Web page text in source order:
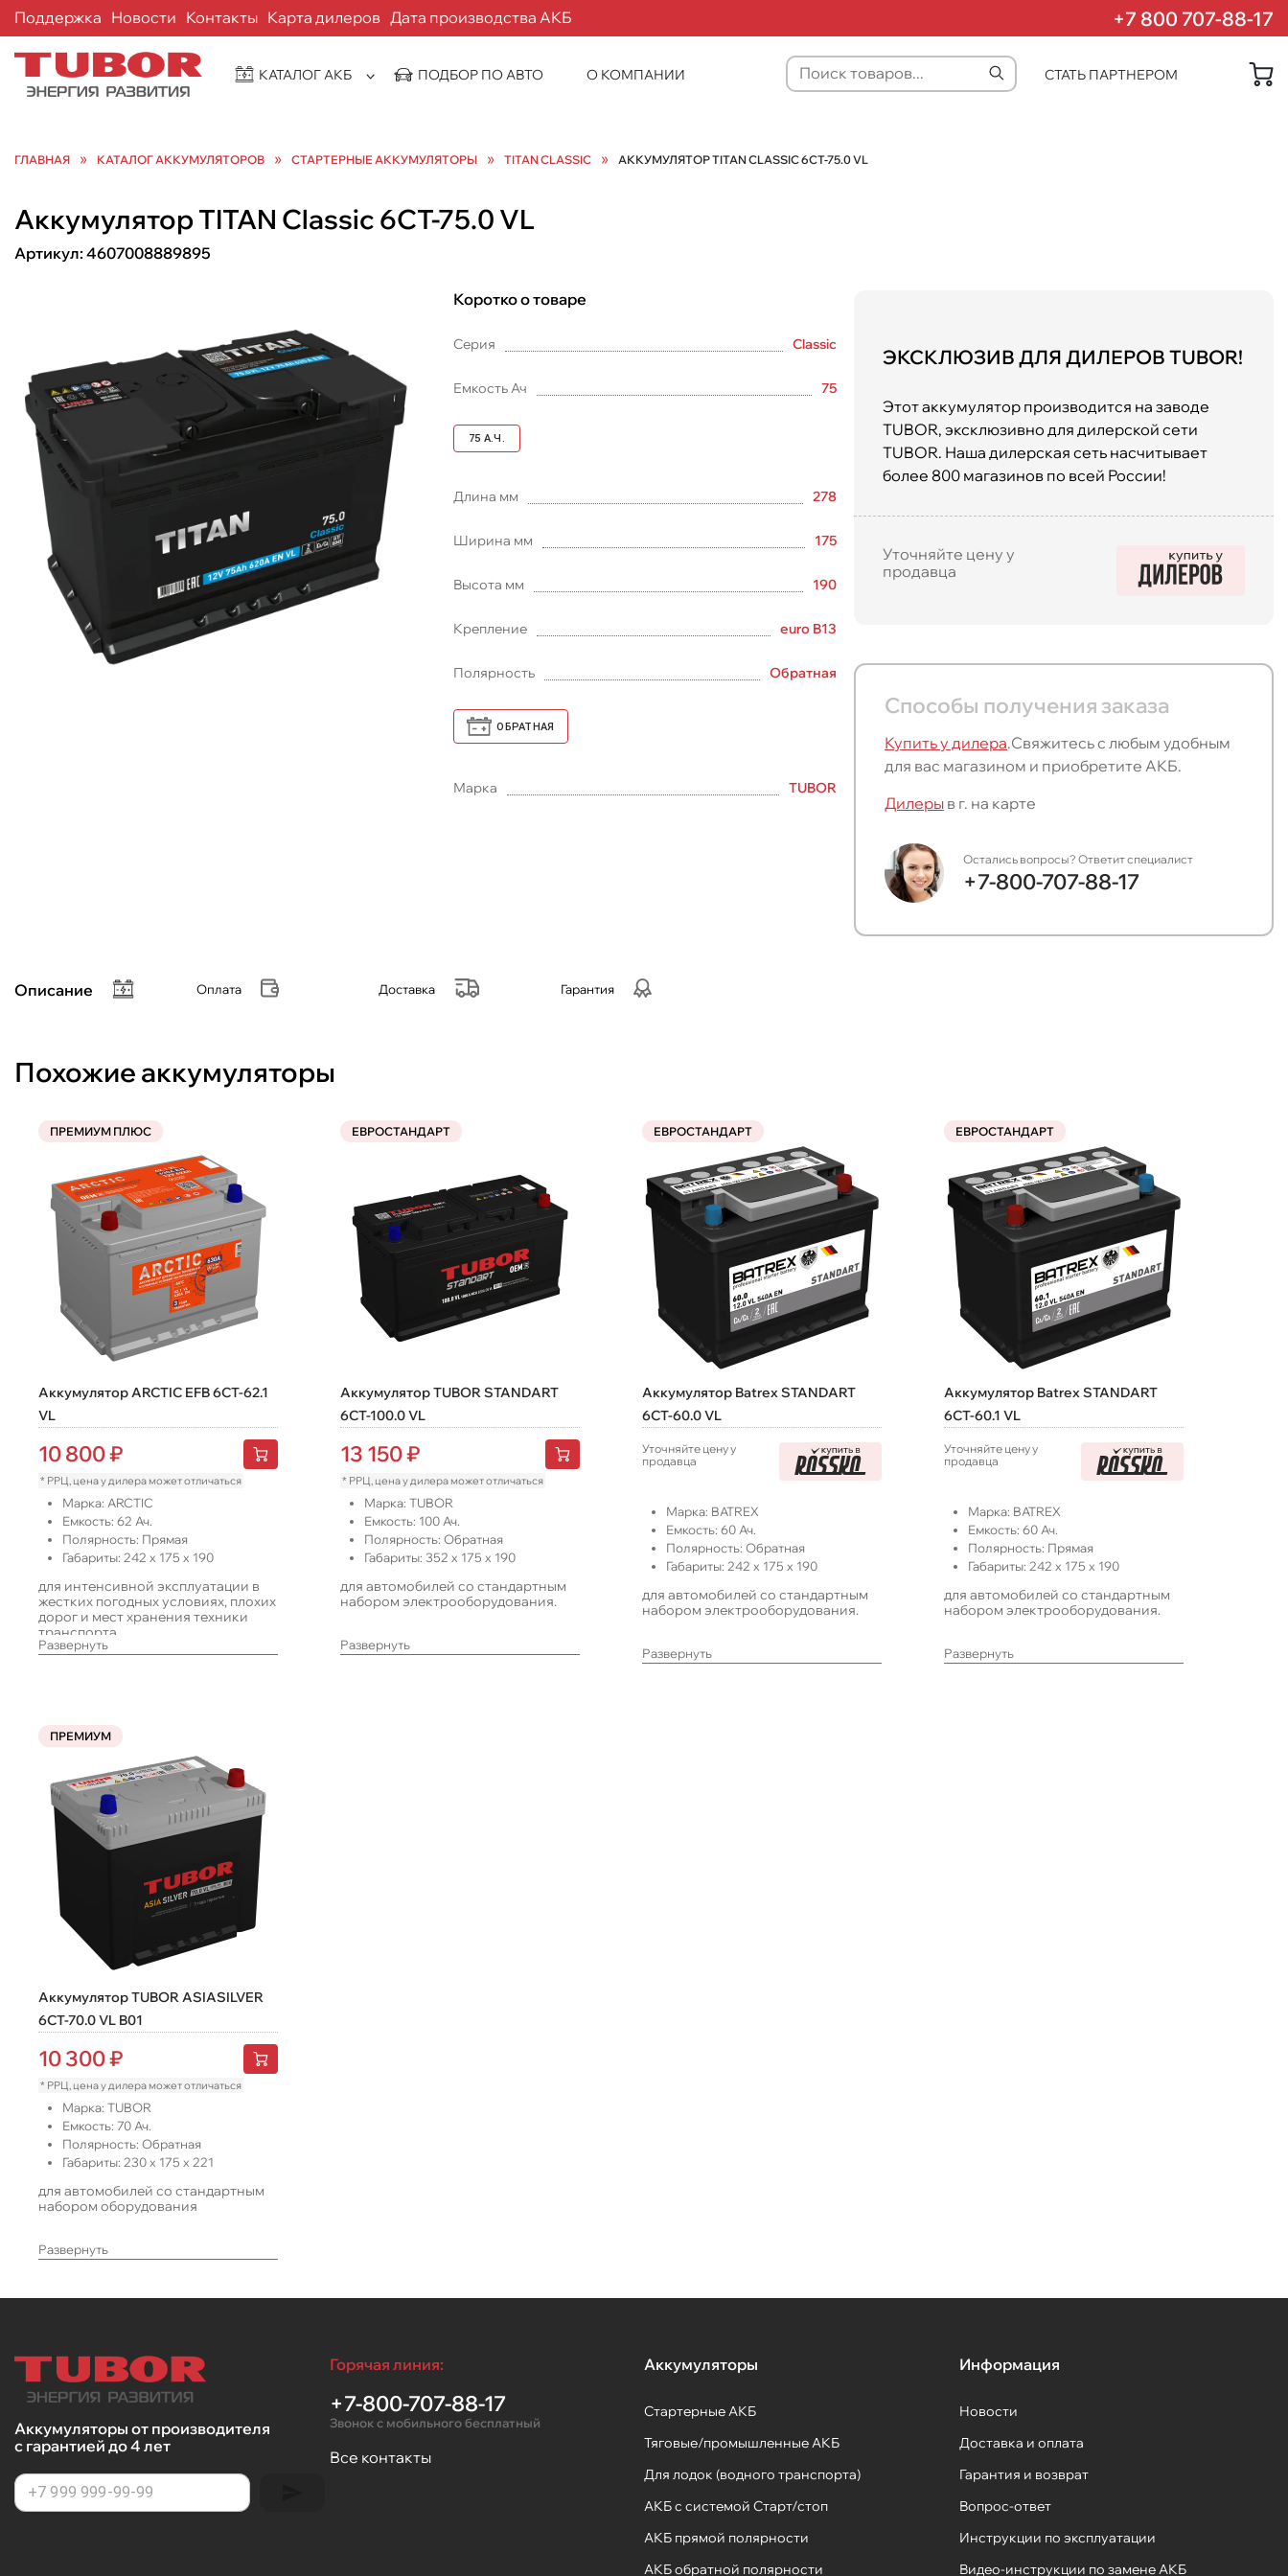
Поддержка Новости Контакты Карта дилеров Дата производства АКБ +7 800 707-88-17
КАТАЛОГ АКБ ПОДБОР ПО АВТО О КОМПАНИИ СТАТЬ ПАРТНЕРОМ
ГЛАВНАЯ » КАТАЛОГ АККУМУЛЯТОРОВ » СТАРТЕРНЫЕ АККУМУЛЯТОРЫ » TITAN CLASSIC » АККУМУЛЯТОР TITAN CLASSIC 6СТ-75.0 VL
Аккумулятор TITAN Classic 6СТ-75.0 VL
Артикул: 4607008889895
Коротко о товаре
Серия Classic
Емкость Ач 75
75 А.Ч.
Длина мм 278
Ширина мм 175
Высота мм 190
Крепление euro B13
Полярность Обратная
ОБРАТНАЯ
Марка TUBOR
ЭКСКЛЮЗИВ ДЛЯ ДИЛЕРОВ TUBOR!
Этот аккумулятор производится на заводе
TUBOR, эксклюзивно для дилерской сети
TUBOR. Наша дилерская сеть насчитывает
более 800 магазинов по всей России!
Уточняйте цену у
продавца
Способы получения заказа
Купить у дилера.Свяжитесь с любым удобным
для вас магазином и приобретите АКБ.
Дилеры в г. на карте
Остались вопросы? Ответит специалист
+7-800-707-88-17
Описание Оплата Доставка Гарантия
Похожие аккумуляторы
ПРЕМИУМ ПЛЮС
Аккумулятор ARCTIC EFB 6CT-62.1
VL
10 800₽
* РРЦ, цена у дилера может отличаться
Марка: ARCTIC
Емкость: 62 Ач.
Полярность: Прямая
Габариты: 242 x 175 x 190
для интенсивной эксплуатации в
жестких погодных условиях, плохих
дорог и мест хранения техники
транспорта.
Развернуть
ЕВРОСТАНДАРТ
Аккумулятор TUBOR STANDART
6СТ-100.0 VL
13 150₽
* РРЦ, цена у дилера может отличаться
Марка: TUBOR
Емкость: 100Ач.
Полярность: Обратная
Габариты: 352 x 175 x 190
для автомобилей со стандартным
набором электрооборудования.
Развернуть
ЕВРОСТАНДАРТ
Аккумулятор Batrex STANDART
6СТ-60.0 VL
Уточняйте цену у
продавца
Марка: BATREX
Емкость: 60Ач.
Полярность: Обратная
Габариты: 242 x 175 x 190
для автомобилей со стандартным
набором электрооборудования.
Развернуть
ЕВРОСТАНДАРТ
Аккумулятор Batrex STANDART
6СТ-60.1 VL
Уточняйте цену у
продавца
Марка: BATREX
Емкость: 60Ач.
Полярность: Прямая
Габариты: 242 x 175 x 190
для автомобилей со стандартным
набором электрооборудования.
Развернуть
ПРЕМИУМ
Аккумулятор TUBOR ASIASILVER
6СТ-70.0 VL B01
10 300₽
* РРЦ, цена у дилера может отличаться
Марка: TUBOR
Емкость: 70Ач.
Полярность: Обратная
Габариты: 230x 175 x 221
для автомобилей со стандартным
набором оборудования
Развернуть
Аккумуляторы от производителя
с гарантией до 4 лет
Горячая линия:
+7-800-707-88-17
Звонок с мобильного бесплатный
Все контакты
Аккумуляторы
Стартерные АКБ
Тяговые/промышленные АКБ
Для лодок (водного транспорта)
АКБ с системой Старт/стоп
АКБ прямой полярности
АКБ обратной полярности
Информация
Новости
Доставка и оплата
Гарантия и возврат
Вопрос-ответ
Инструкции по эксплуатации
Видео-инструкции по замене АКБ